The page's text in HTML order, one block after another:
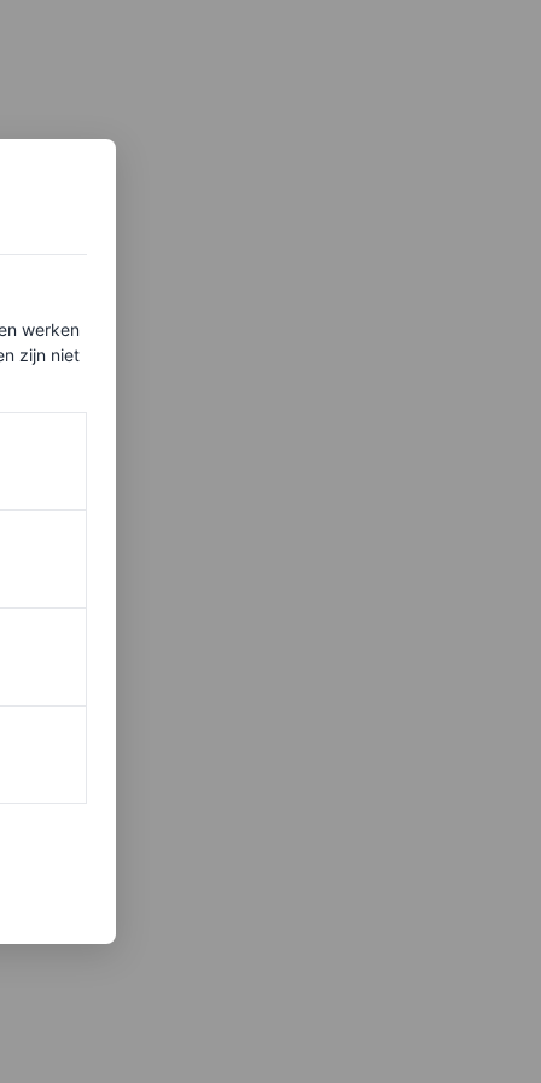
werken
zijn niet